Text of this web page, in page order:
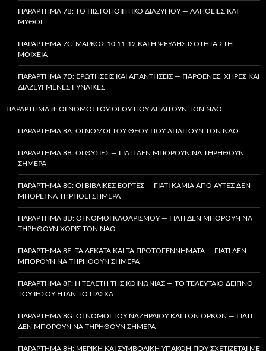
ΠΑΡΆΡΤΗΜΑ 7B: ΤΟ ΠΙΣΤΟΠΟΙΗΤΙΚΌ ΔΙΑΖΥΓΊΟΥ — ΑΛΉΘΕΙΕΣ ΚΑΙ
ΜΎΘΟΙ
ΠΑΡΆΡΤΗΜΑ 7C: ΜΆΡΚΟΣ 10:11-12 ΚΑΙ Η ΨΕΥΔΉΣ ΙΣΌΤΗΤΑ ΣΤΗ
ΜΟΙΧΕΊΑ
ΠΑΡΆΡΤΗΜΑ 7D: ΕΡΩΤΉΣΕΙΣ ΚΑΙ ΑΠΑΝΤΉΣΕΙΣ — ΠΑΡΘΈΝΕΣ, ΧΉΡΕΣ ΚΑΙ
ΔΙΑΖΕΥΓΜΈΝΕΣ ΓΥΝΑΊΚΕΣ
ΠΑΡΆΡΤΗΜΑ 8: ΟΙ ΝΌΜΟΙ ΤΟΥ ΘΕΟΎ ΠΟΥ ΑΠΑΙΤΟΎΝ ΤΟΝ ΝΑΌ
ΠΑΡΆΡΤΗΜΑ 8A: ΟΙ ΝΌΜΟΙ ΤΟΥ ΘΕΟΎ ΠΟΥ ΑΠΑΙΤΟΎΝ ΤΟΝ ΝΑΌ
ΠΑΡΆΡΤΗΜΑ 8B: ΟΙ ΘΥΣΊΕΣ — ΓΙΑΤΊ ΔΕΝ ΜΠΟΡΟΎΝ ΝΑ ΤΗΡΗΘΟΎΝ
ΣΉΜΕΡΑ
ΠΑΡΆΡΤΗΜΑ 8C: ΟΙ ΒΙΒΛΙΚΈΣ ΕΟΡΤΈΣ — ΓΙΑΤΊ ΚΑΜΊΑ ΑΠΌ ΑΥΤΈΣ ΔΕΝ
ΜΠΟΡΕΊ ΝΑ ΤΗΡΗΘΕΊ ΣΉΜΕΡΑ
ΠΑΡΆΡΤΗΜΑ 8D: ΟΙ ΝΌΜΟΙ ΚΑΘΑΡΙΣΜΟΎ — ΓΙΑΤΊ ΔΕΝ ΜΠΟΡΟΎΝ ΝΑ
ΤΗΡΗΘΟΎΝ ΧΩΡΊΣ ΤΟΝ ΝΑΌ
ΠΑΡΆΡΤΗΜΑ 8E: ΤΑ ΔΈΚΑΤΑ ΚΑΙ ΤΑ ΠΡΩΤΟΓΕΝΝΉΜΑΤΑ — ΓΙΑΤΊ ΔΕΝ
ΜΠΟΡΟΎΝ ΝΑ ΤΗΡΗΘΟΎΝ ΣΉΜΕΡΑ
ΠΑΡΆΡΤΗΜΑ 8F: Η ΤΕΛΕΤΉ ΤΗΣ ΚΟΙΝΩΝΊΑΣ — ΤΟ ΤΕΛΕΥΤΑΊΟ ΔΕΊΠΝΟ
ΤΟΥ ΙΗΣΟΎ ΉΤΑΝ ΤΟ ΠΆΣΧΑ
ΠΑΡΆΡΤΗΜΑ 8G: ΟΙ ΝΌΜΟΙ ΤΟΥ ΝΑΖΗΡΑΊΟΥ ΚΑΙ ΤΩΝ ΌΡΚΩΝ — ΓΙΑΤΊ
ΔΕΝ ΜΠΟΡΟΎΝ ΝΑ ΤΗΡΗΘΟΎΝ ΣΉΜΕΡΑ
ΠΑΡΆΡΤΗΜΑ 8H: ΜΕΡΙΚΉ ΚΑΙ ΣΥΜΒΟΛΙΚΉ ΥΠΑΚΟΉ ΠΟΥ ΣΧΕΤΊΖΕΤΑΙ ΜΕ